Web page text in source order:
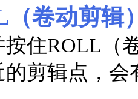
卷动剪辑
按住ROLL（
的剪辑点，会